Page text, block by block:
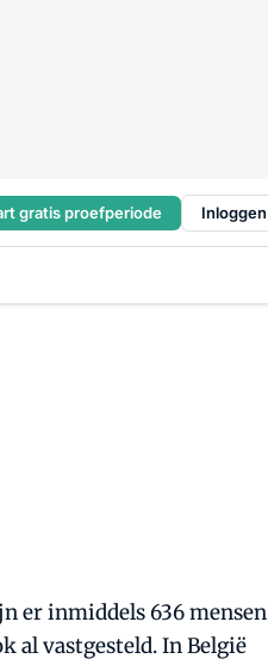
gratis proefperiode Inloggen
er inmiddels 636 mensen
al vastgesteld. In België